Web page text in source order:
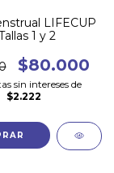
LIFECUP
1 y 2
$80.000
sin intereses de
$2.222